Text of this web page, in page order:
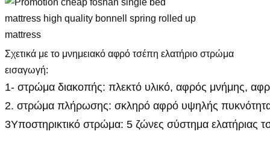
Σχετικά με το μνημειακό αφρό τσέπη ελατήριο στρώμα
εισαγωγή:
1- στρώμα διακοπής: πλεκτό υλικό, αφρός μνήμης,
2. στρώμα πλήρωσης: σκληρό αφρό υψηλής
3Υποστηρικτικό στρώμα: 5 ζώνες σύστημα ελατήριας